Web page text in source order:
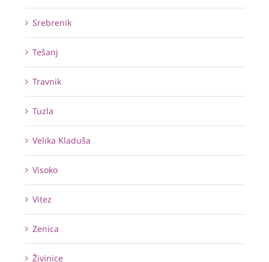
Srebrenik
Tešanj
Travnik
Tuzla
Velika Kladuša
Visoko
Vitez
Zenica
Živinice